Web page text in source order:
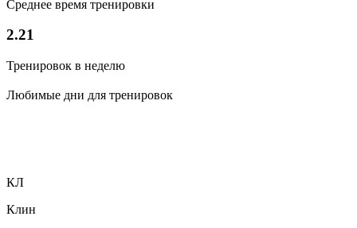
Среднее время тренировки
2.21
Тренировок в неделю
Любимые дни для тренировок
КЛ
Клин